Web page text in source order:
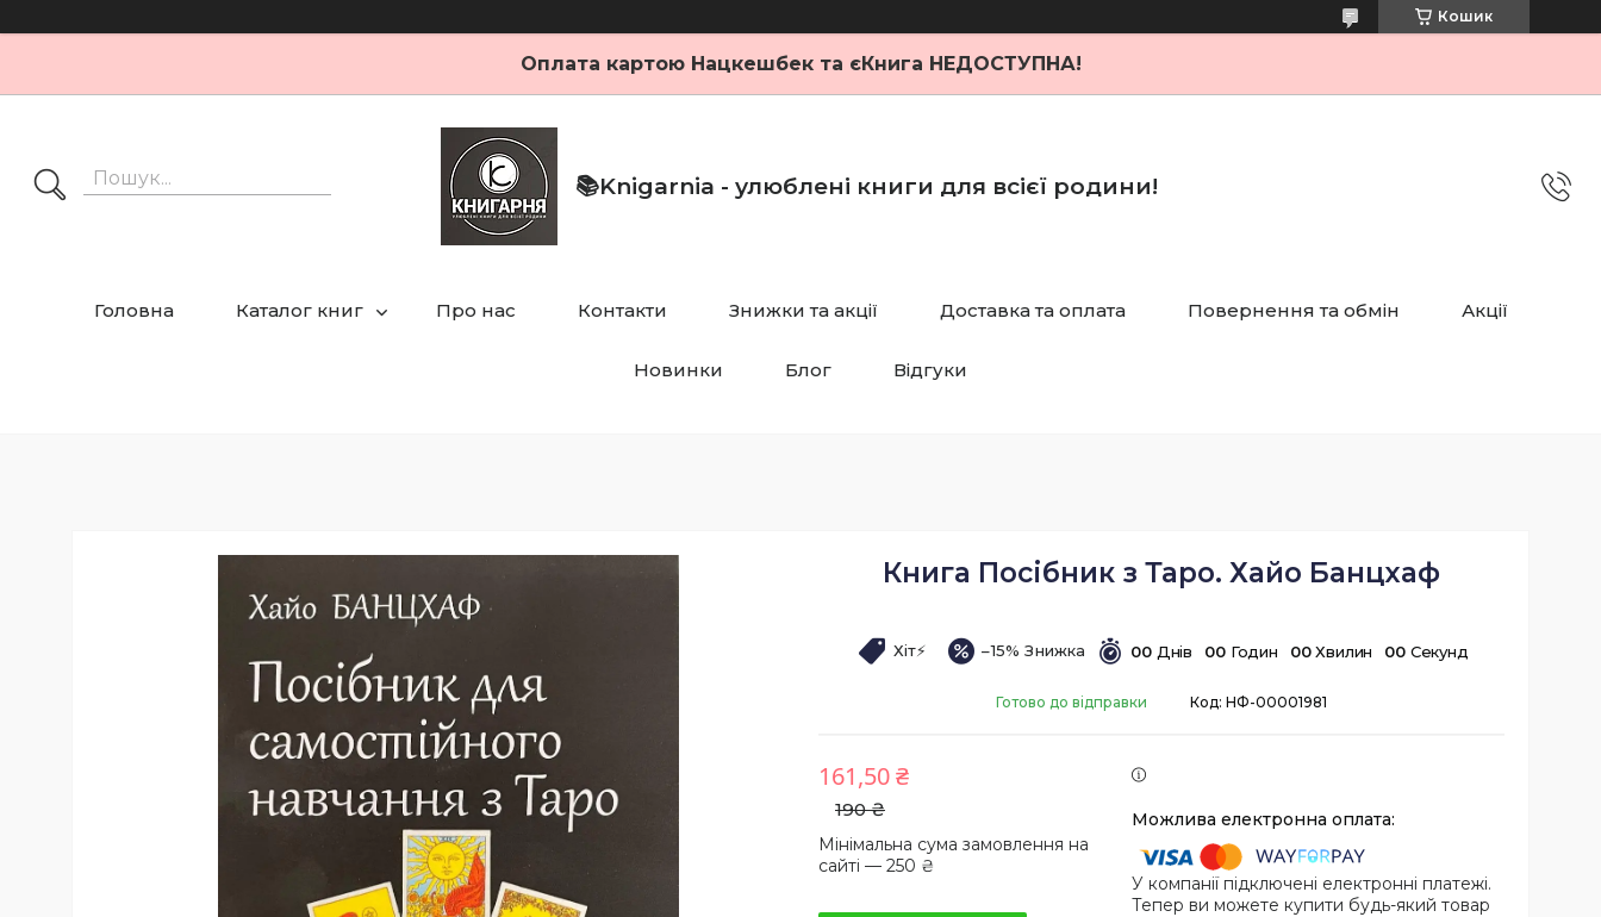
Кошик
Оплата картою Нацкешбек та єКнига НЕДОСТУПНА!
📚Knigarnia - улюблені книги для всієї родини!
Головна Каталог книг Про нас Контакти Знижки та акції Доставка та оплата Повернення та обмін Акції
Новинки Блог Відгуки
Книга Посібник з Таро. Хайо Банцхаф
Хіт⚡️ –15% 00 Днів 00 Годин 00 Хвилин 00 Секунд
Готово до відправки Код: НФ-00001981
190 ₴
161,50 ₴
Мінімальна сума замовлення на
сайті — 250 ₴
У компанії підключені електронні платежі.
Тепер ви можете купити будь-який товар